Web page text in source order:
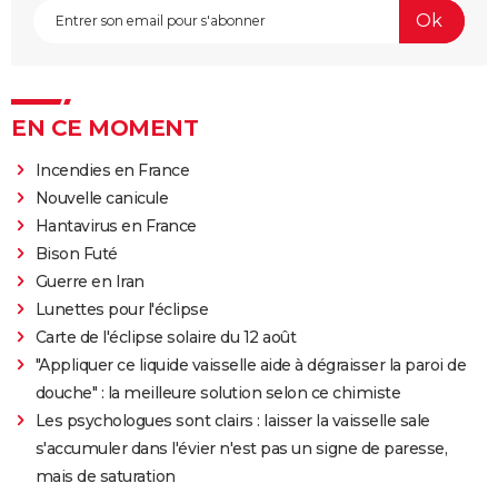
EN CE MOMENT
Incendies en France
Nouvelle canicule
Hantavirus en France
Bison Futé
Guerre en Iran
Lunettes pour l'éclipse
Carte de l'éclipse solaire du 12 août
"Appliquer ce liquide vaisselle aide à dégraisser la paroi de
douche" : la meilleure solution selon ce chimiste
Les psychologues sont clairs : laisser la vaisselle sale
s'accumuler dans l'évier n'est pas un signe de paresse,
mais de saturation